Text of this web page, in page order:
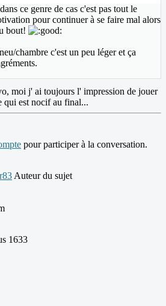
ce genre de cas c'est pas tout le
pour continuer à se faire mal alors
bout!
chambre c'est un peu léger et ça
moi j' ai toujours l' impression de jouer
qui est nocif au final...
pour participer à la conversation.
Auteur du sujet
1633